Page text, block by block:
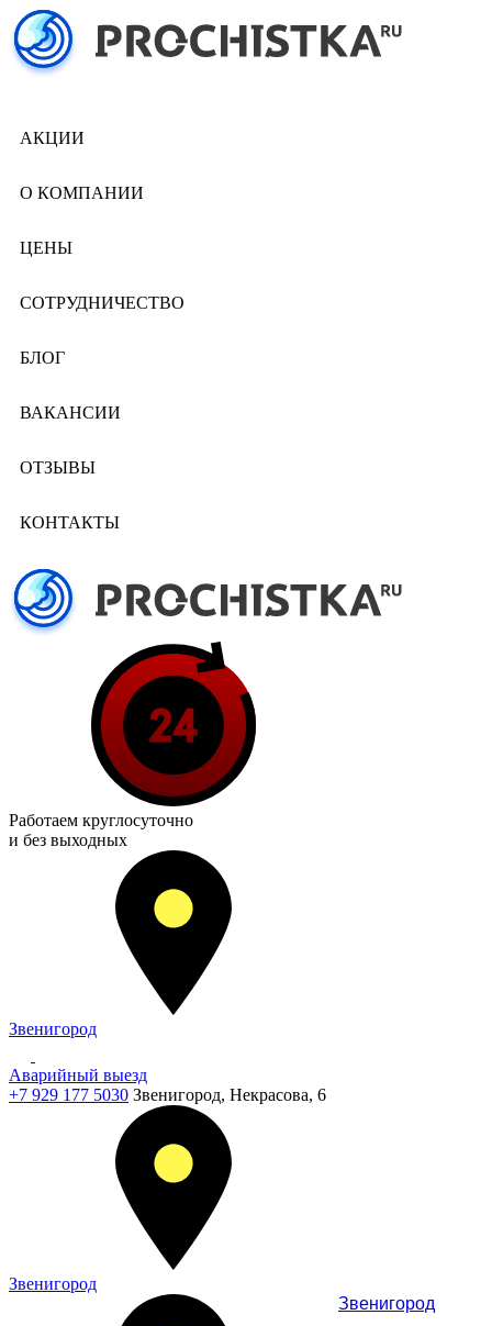
АКЦИИ
О КОМПАНИИ
ЦЕНЫ
СОТРУДНИЧЕСТВО
БЛОГ
ВАКАНСИИ
ОТЗЫВЫ
КОНТАКТЫ
Работаем круглосуточно
и без выходных
Звенигород
Аварийный выезд
+7 929 177 5030 Звенигород, Некрасова, 6
Звенигород
Звенигород